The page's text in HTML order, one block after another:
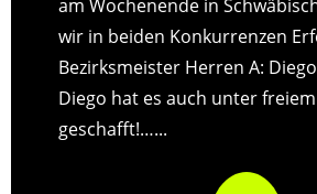
am Wochenende in
wir in beiden Konkurrenzen
Bezirksmeister Herren A:
Diego hat es auch unter
geschafft!…...